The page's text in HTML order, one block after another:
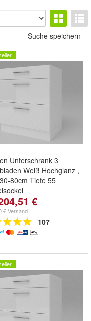
Suche speichern
Unterschrank 3
Weiß Hochglanz ,
80cm Tiefe 55
€
€ Versand
107